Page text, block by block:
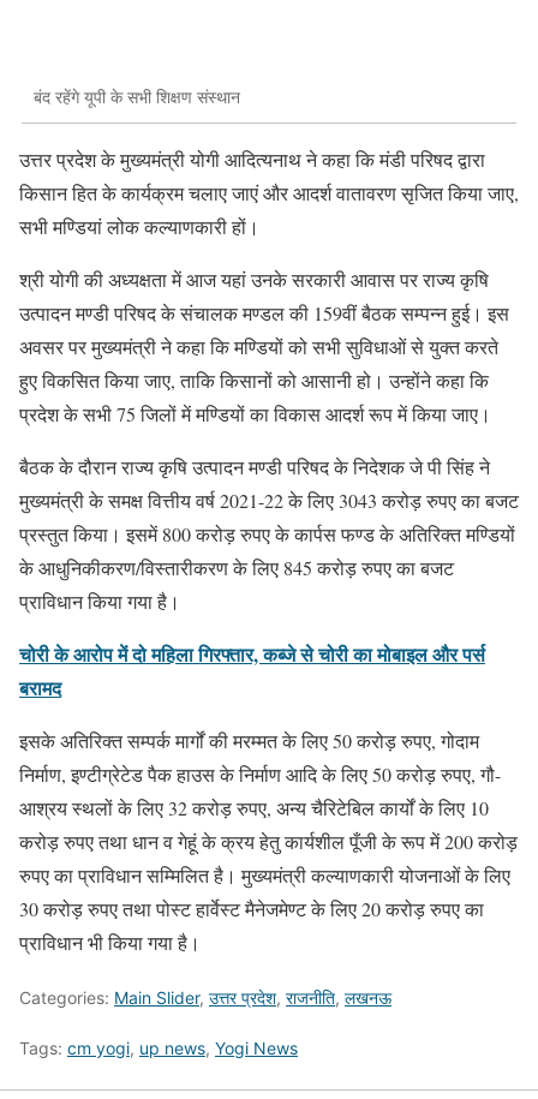
बंद रहेंगे यूपी के सभी शिक्षण संस्थान
उत्तर प्रदेश के मुख्यमंत्री योगी आदित्यनाथ ने कहा कि मंडी परिषद द्वारा
किसान हित के कार्यक्रम चलाए जाएं और आदर्श वातावरण सृजित किया जाए,
सभी मण्डियां लोक कल्याणकारी हों।
श्री योगी की अध्यक्षता में आज यहां उनके सरकारी आवास पर राज्य कृषि
उत्पादन मण्डी परिषद के संचालक मण्डल की 159वीं बैठक सम्पन्न हुई। इस
अवसर पर मुख्यमंत्री ने कहा कि मण्डियों को सभी सुविधाओं से युक्त करते
हुए विकसित किया जाए, ताकि किसानों को आसानी हो। उन्होंने कहा कि
प्रदेश के सभी 75 जिलों में मण्डियों का विकास आदर्श रूप में किया जाए।
बैठक के दौरान राज्य कृषि उत्पादन मण्डी परिषद के निदेशक जे पी सिंह ने
मुख्यमंत्री के समक्ष वित्तीय वर्ष 2021-22 के लिए 3043 करोड़ रुपए का बजट
प्रस्तुत किया। इसमें 800 करोड़ रुपए के कार्पस फण्ड के अतिरिक्त मण्डियों
के आधुनिकीकरण/विस्तारीकरण के लिए 845 करोड़ रुपए का बजट
प्राविधान किया गया है।
चोरी के आरोप में दो महिला गिरफ्तार, कब्जे से चोरी का मोबाइल और पर्स
बरामद
इसके अतिरिक्त सम्पर्क मार्गों की मरम्मत के लिए 50 करोड़ रुपए, गोदाम
निर्माण, इण्टीग्रेटेड पैक हाउस के निर्माण आदि के लिए 50 करोड़ रुपए, गौ-
आश्रय स्थलों के लिए 32 करोड़ रुपए, अन्य चैरिटेबिल कार्यों के लिए 10
करोड़ रुपए तथा धान व गेहूं के क्रय हेतु कार्यशील पूँजी के रूप में 200 करोड़
रुपए का प्राविधान सम्मिलित है। मुख्यमंत्री कल्याणकारी योजनाओं के लिए
30 करोड़ रुपए तथा पोस्ट हार्वेस्ट मैनेजमेण्ट के लिए 20 करोड़ रुपए का
प्राविधान भी किया गया है।
Categories: Main Slider, उत्तर प्रदेश, राजनीति, लखनऊ
Tags: cm yogi, up news, Yogi News